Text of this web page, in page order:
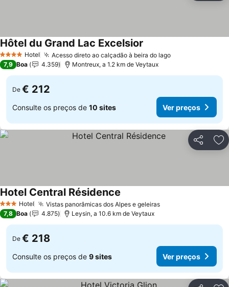
4 EstrelasHotel Acesso direto ao calçadão à beira do lagoVer preços
Hôtel du Grand Lac Excelsior
7,9 Boa 4.359 Montreux, a 1.2 km de Veytaux
De € 212
Consulte os preços de 10 sites Ver preços
Partilhar
3 EstrelasHotel Vistas panorâmicas dos Alpes e geleirasVer preços
Hotel Central Résidence
7,8 Boa 4.875 Leysin, a 10.6 km de Veytaux
De € 218
Consulte os preços de 9 sites Ver preços